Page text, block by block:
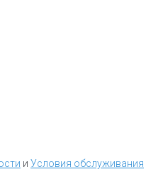
и Условия обслуживания